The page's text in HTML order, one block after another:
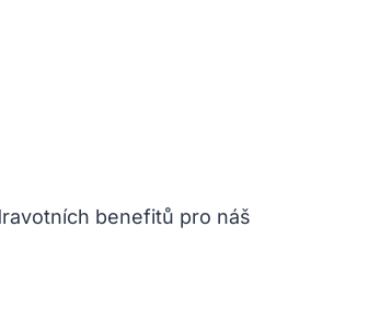
benefitů pro náš